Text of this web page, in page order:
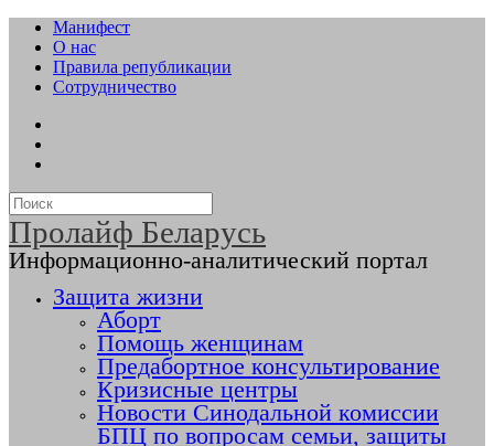
Манифест
О нас
Правила републикации
Сотрудничество
Пролайф Беларусь
Информационно-аналитический портал
Защита жизни
Аборт
Помощь женщинам
Предабортное консультирование
Кризисные центры
Новости Синодальной комиссии
БПЦ по вопросам семьи, защиты